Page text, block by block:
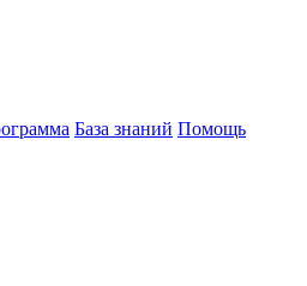
База знаний Помощь